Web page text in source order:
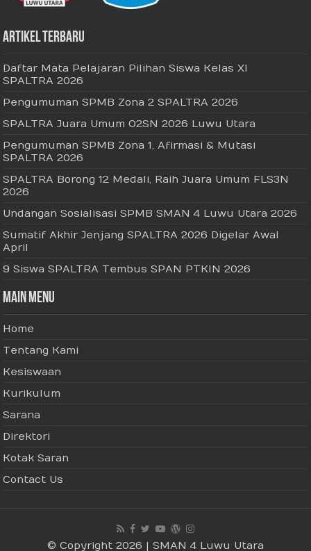
Artikel Terbaru
Daftar Mata Pelajaran Pilihan Siswa Kelas XI
SPALTRA 2026
Pengumuman SPMB Zona 2 SPALTRA 2026
SPALTRA Juara Umum O2SN 2026 Luwu Utara
Pengumuman SPMB Zona 1, Afirmasi & Mutasi
SPALTRA 2026
SPALTRA Borong 12 Medali, Raih Juara Umum FLS3N
2026
Undangan Sosialisasi SPMB SMAN 4 Luwu Utara 2026
Sumatif Akhir Jenjang SPALTRA 2026 Digelar Awal
April
9 Siswa SPALTRA Tembus SPAN PTKIN 2026
Main Menu
Home
Tentang Kami
Kesiswaan
Kurikulum
Sarana
Direktori
Kotak Saran
Contact Us
© Copyright 2026 | SMAN 4 Luwu Utara